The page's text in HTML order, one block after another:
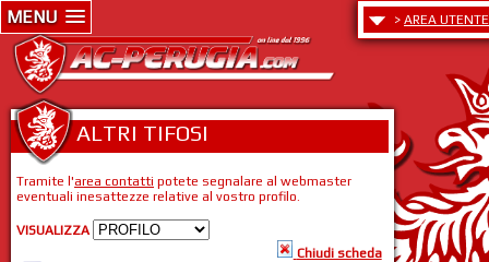
MENU > AREA UTENTE
ALTRI TIFOSI
Tramite l'area contatti potete segnalare al webmaster
eventuali inesattezze relative al vostro profilo.
VISUALIZZA
Chiudi scheda